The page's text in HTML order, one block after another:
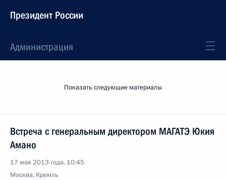
Президент России
Администрация
Показать следующие материалы
Встреча с генеральным директором МАГАТЭ Юкия
Амано
17 мая 2013 года, 10:45
Москва, Кремль